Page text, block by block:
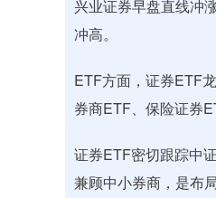
兴业证券早盘直线冲
冲高。
ETF方面，证券ETF
券商ETF、保险证券
证券ETF密切跟踪中
兼顾中小券商，是布